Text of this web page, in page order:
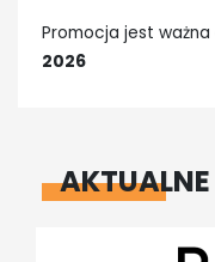
Promocja jest
2026